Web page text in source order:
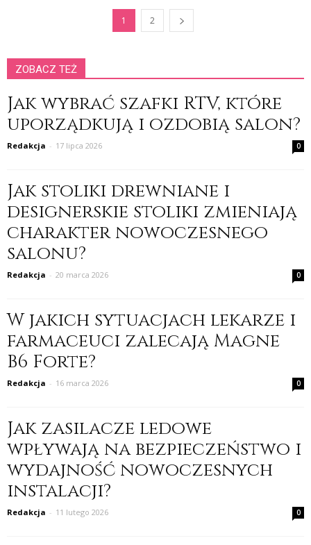
1 2
ZOBACZ TEŻ
Jak wybrać szafki RTV, które
uporządkują i ozdobią salon?
Redakcja - 17 lipca 2026 0
Jak stoliki drewniane i
designerskie stoliki zmieniają
charakter nowoczesnego
salonu?
Redakcja - 20 marca 2026 0
W jakich sytuacjach lekarze i
farmaceuci zalecają Magne
B6 Forte?
Redakcja - 16 marca 2026 0
Jak zasilacze ledowe
wpływają na bezpieczeństwo i
wydajność nowoczesnych
instalacji?
Redakcja - 11 lutego 2026 0